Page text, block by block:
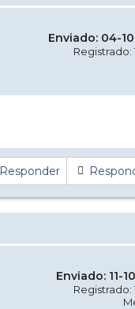
Enviado: 04-
Registrado:
Responder
Enviado: 11-
Registrado: